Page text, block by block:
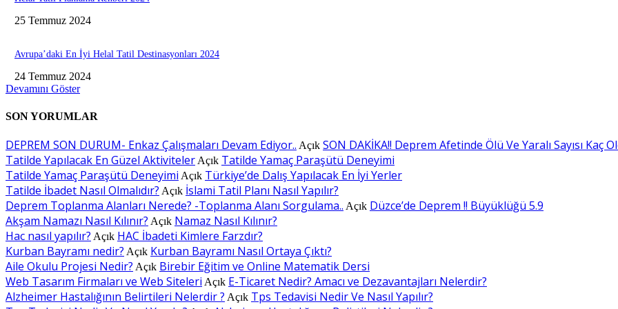
25 Temmuz 2024
Avrupa’daki En İyi Helal Tatil Destinasyonları 2024
24 Temmuz 2024
Devamını Göster
SON YORUMLAR
DEPREM SON DURUM- Enkaz Çalışmaları Devam Ediyor.. Açık SON DAKİKA!! Deprem Afetinde Ölü Ve Yaralı Sayısı Kaç
Tatilde Yapılacak En Güzel Aktiviteler Açık Tatilde Yamaç Paraşütü Deneyimi
Tatilde Yamaç Paraşütü Deneyimi Açık Türkiye’de Dalış Yapılacak En İyi Yerler
Tatilde İbadet Nasıl Olmalıdır? Açık İslami Tatil Planı Nasıl Yapılır?
Deprem Toplanma Alanları Nerede? -Toplanma Alanı Sorgulama.. Açık Düzce’de Deprem !! Büyüklüğü 5.9
Akşam Namazı Nasıl Kılınır? Açık Namaz Nasıl Kılınır?
Hac nasıl yapılır? Açık HAC İbadeti Kimlere Farzdır?
Kurban Bayramı nedir? Açık Kurban Bayramı Nasıl Ortaya Çıktı?
Aile Okulu Projesi Nedir? Açık Birebir Eğitim ve Online Matematik Dersi
Web Tasarım Firmaları ve Web Siteleri Açık E-Ticaret Nedir? Amacı ve Dezavantajları Nelerdir?
Alzheimer Hastalığının Belirtileri Nelerdir ? Açık Tps Tedavisi Nedir Ve Nasıl Yapılır?